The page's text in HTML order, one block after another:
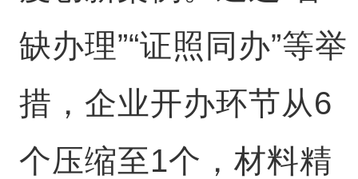
缺办理”“证照同办”等举
措，企业开办环节从6
个压缩至1个，材料精